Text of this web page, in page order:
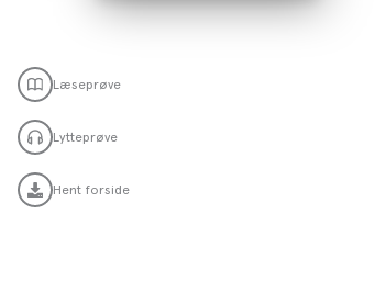
Læseprøve
Lytteprøve
Hent forside